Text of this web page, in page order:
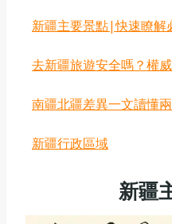
新疆主要景點|快速瞭解
去新疆旅遊安全嗎？權
南疆北疆差異一文讀懂
新疆行政區域
新疆